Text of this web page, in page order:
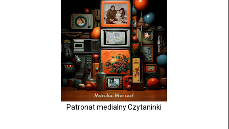
Patronat medialny Czytaninki